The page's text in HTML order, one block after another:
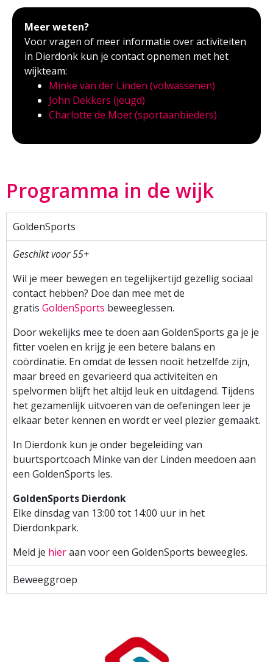
Meer weten?
Voor vragen of meer informatie over activiteiten
in Dierdonk kun je contact opnemen met het
wijkteam:
Minke van der Linden (volwassenen)
John Dekkers (jeugd)
Charlotte de Moet (sportaanbieders)
Programma in de wijk
GoldenSports
Geschikt voor 55+
Wil je meer bewegen en tegelijkertijd gezellig sociaal
contact hebben? Doe dan mee met de
gratis GoldenSports beweeglessen.
Door wekelijks mee te doen aan GoldenSports ga je je
fitter voelen en krijg je een betere balans en
coördinatie. En omdat de lessen nooit hetzelfde zijn,
maar breed en gevarieerd qua activiteiten en
spelvormen blijft het altijd leuk en uitdagend. Tijdens
het gezamenlijk uitvoeren van de oefeningen leer je
elkaar beter kennen en wordt er veel plezier gemaakt.
In Dierdonk kun je onder begeleiding van
buurtsportcoach Minke van der Linden meedoen aan
een GoldenSports les.
GoldenSports Dierdonk
Elke dinsdag van 13:00 tot 14:00 uur in het
Dierdonkpark.
Meld je hieraan voor een GoldenSports beweegles.
Beweeggroep